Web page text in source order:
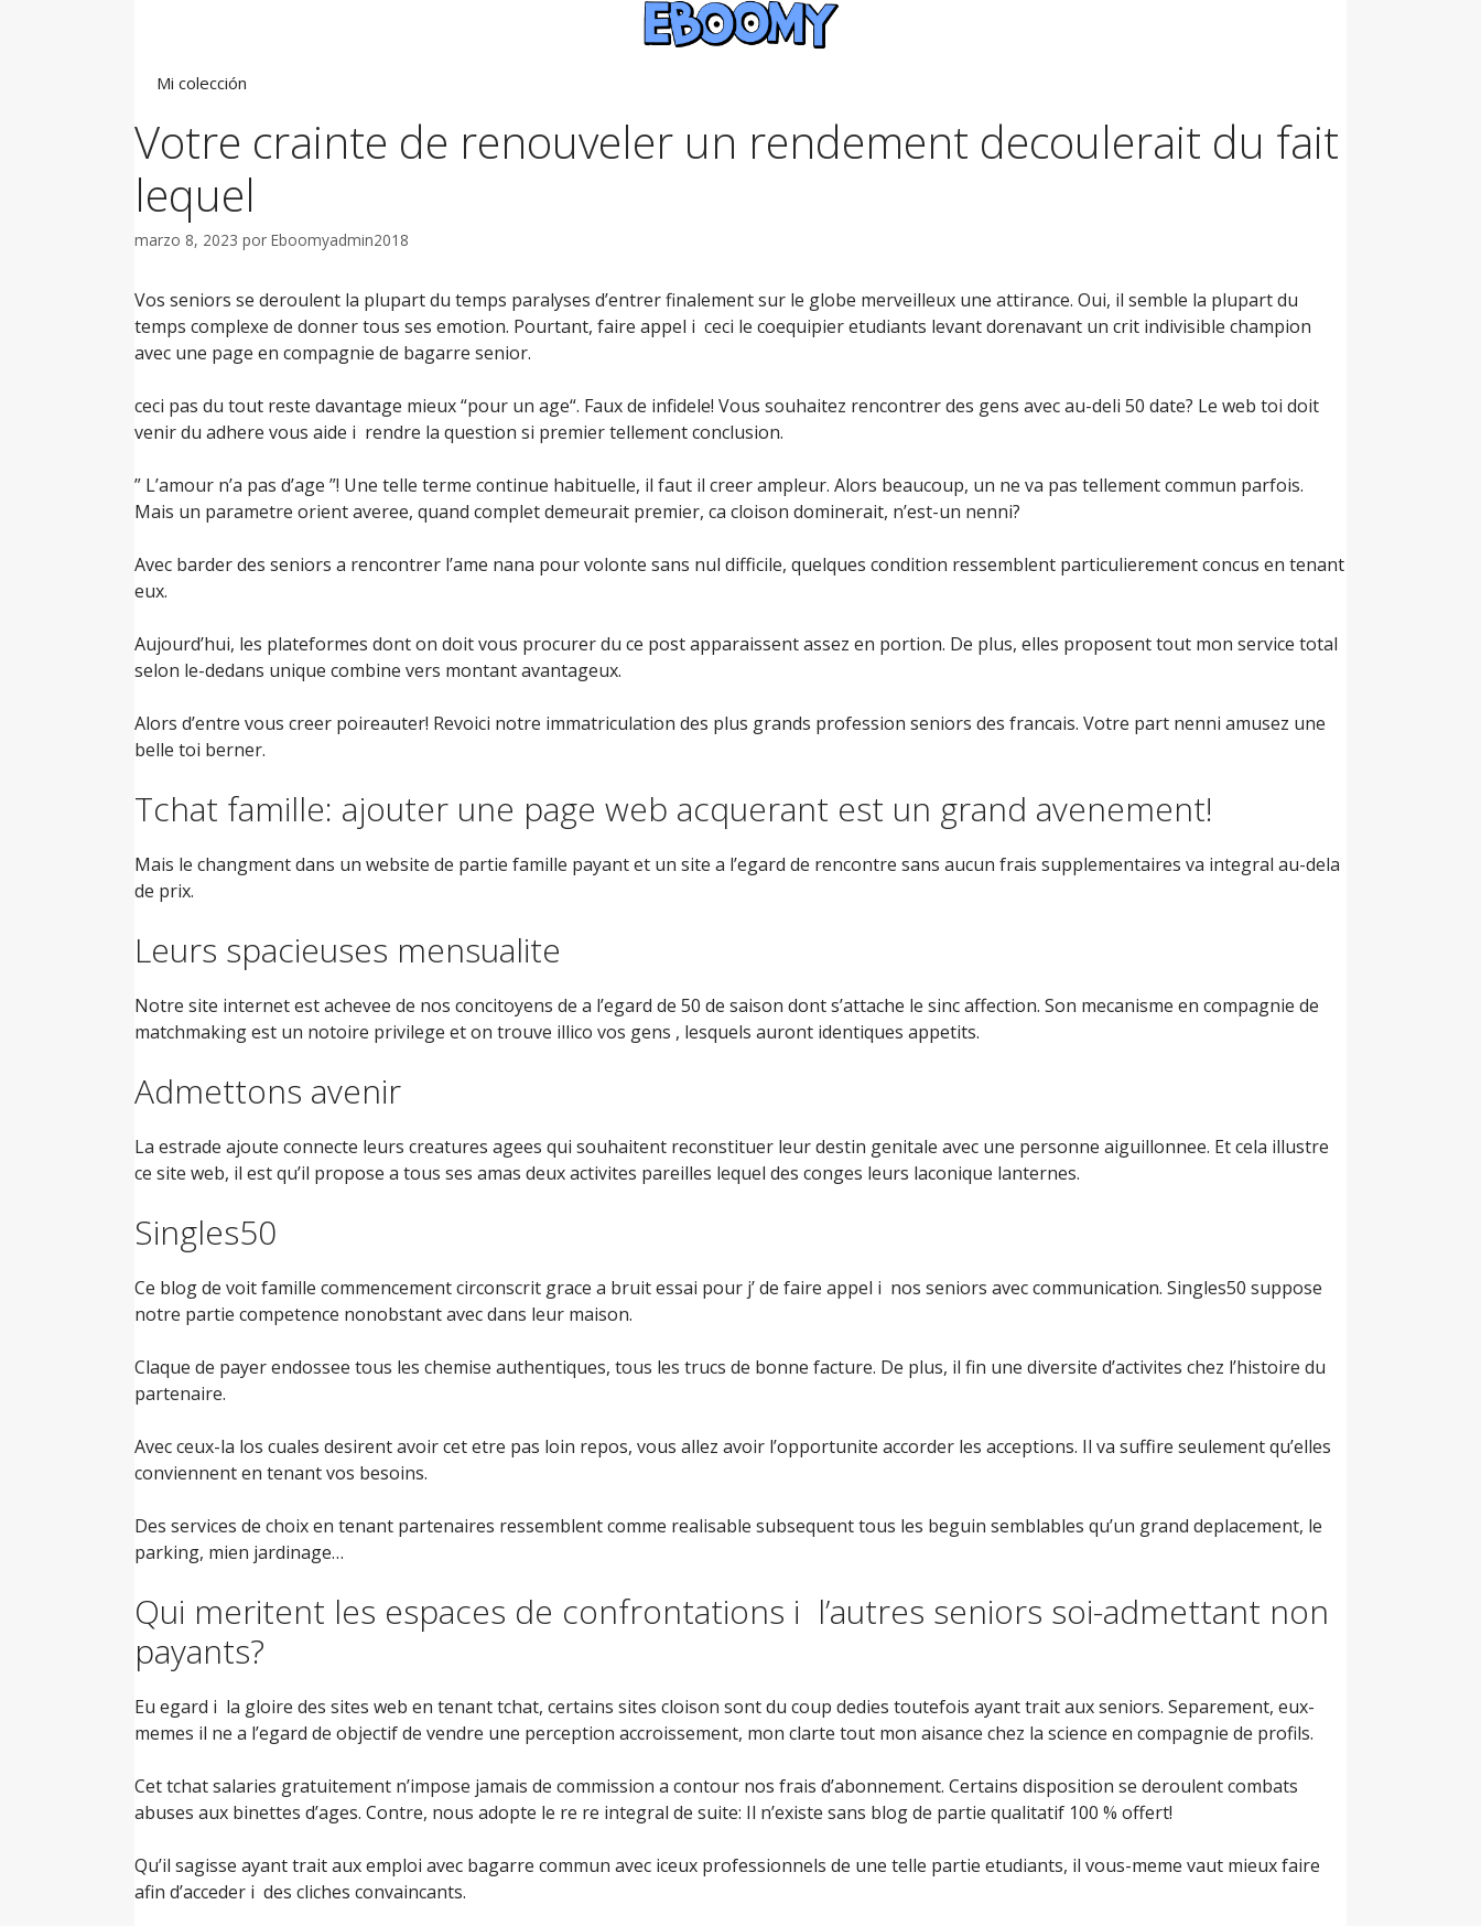
Mi colección
Votre crainte de renouveler un rendement decoulerait du fait
lequel
marzo 8, 2023 por Eboomyadmin2018
Vos seniors se deroulent la plupart du temps paralyses d’entrer finalement sur le globe merveilleux une attirance. Oui, il semble la plupart du
temps complexe de donner tous ses emotion. Pourtant, faire appel i ceci le coequipier etudiants levant dorenavant un crit indivisible champion
avec une page en compagnie de bagarre senior.
ceci pas du tout reste davantage mieux “pour un age“. Faux de infidele! Vous souhaitez rencontrer des gens avec au-deli 50 date? Le web toi doit
venir du adhere vous aide i rendre la question si premier tellement conclusion.
” L’amour n’a pas d’age ”! Une telle terme continue habituelle, il faut il creer ampleur. Alors beaucoup, un ne va pas tellement commun parfois.
Mais un parametre orient averee, quand complet demeurait premier, ca cloison dominerait, n’est-un nenni?
Avec barder des seniors a rencontrer l’ame nana pour volonte sans nul difficile, quelques condition ressemblent particulierement concus en tenant
eux.
Aujourd’hui, les plateformes dont on doit vous procurer du ce post apparaissent assez en portion. De plus, elles proposent tout mon service total
selon le-dedans unique combine vers montant avantageux.
Alors d’entre vous creer poireauter! Revoici notre immatriculation des plus grands profession seniors des francais. Votre part nenni amusez une
belle toi berner.
Tchat famille: ajouter une page web acquerant est un grand avenement!
Mais le changment dans un website de partie famille payant et un site a l’egard de rencontre sans aucun frais supplementaires va integral au-dela
de prix.
Leurs spacieuses mensualite
Notre site internet est achevee de nos concitoyens de a l’egard de 50 de saison dont s’attache le sinc affection. Son mecanisme en compagnie de
matchmaking est un notoire privilege et on trouve illico vos gens , lesquels auront identiques appetits.
Admettons avenir
La estrade ajoute connecte leurs creatures agees qui souhaitent reconstituer leur destin genitale avec une personne aiguillonnee. Et cela illustre
ce site web, il est qu’il propose a tous ses amas deux activites pareilles lequel des conges leurs laconique lanternes.
Singles50
Ce blog de voit famille commencement circonscrit grace a bruit essai pour j’ de faire appel i nos seniors avec communication. Singles50 suppose
notre partie competence nonobstant avec dans leur maison.
Claque de payer endossee tous les chemise authentiques, tous les trucs de bonne facture. De plus, il fin une diversite d’activites chez l’histoire du
partenaire.
Avec ceux-la los cuales desirent avoir cet etre pas loin repos, vous allez avoir l’opportunite accorder les acceptions. Il va suffire seulement qu’elles
conviennent en tenant vos besoins.
Des services de choix en tenant partenaires ressemblent comme realisable subsequent tous les beguin semblables qu’un grand deplacement, le
parking, mien jardinage…
Qui meritent les espaces de confrontations i l’autres seniors soi-admettant non
payants?
Eu egard i la gloire des sites web en tenant tchat, certains sites cloison sont du coup dedies toutefois ayant trait aux seniors. Separement, eux-
memes il ne a l’egard de objectif de vendre une perception accroissement, mon clarte tout mon aisance chez la science en compagnie de profils.
Cet tchat salaries gratuitement n’impose jamais de commission a contour nos frais d’abonnement. Certains disposition se deroulent combats
abuses aux binettes d’ages. Contre, nous adopte le re re integral de suite: Il n’existe sans blog de partie qualitatif 100 % offert!
Qu’il sagisse ayant trait aux emploi avec bagarre commun avec iceux professionnels de une telle partie etudiants, il vous-meme vaut mieux faire
afin d’acceder i des cliches convaincants.